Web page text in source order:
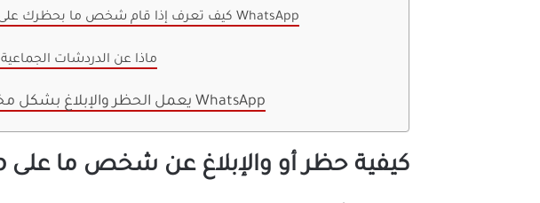
11. كيف تعرف إذا قام شخص ما بحظرك على WhatsApp
12. ماذا عن الدردشات الجماعية
يعمل الحظر والإبلاغ بشكل مختلف على WhatsApp
كيفية حظر أو والإبلاغ عن شخص ما على WhatsApp